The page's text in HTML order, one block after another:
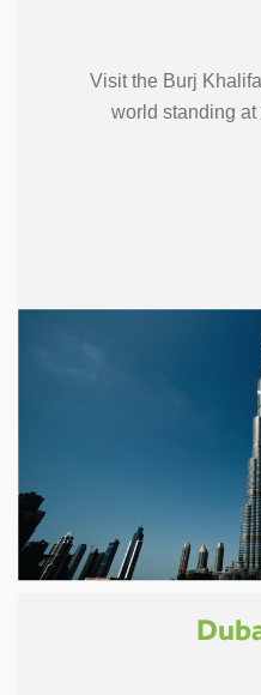
Visit the Burj
world standing